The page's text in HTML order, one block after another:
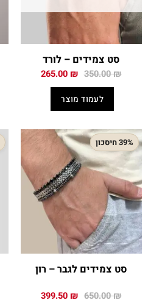
סט צמידים – לורד
350.00₪ המחיר
350.00 ₪.
265.00 ₪ המחיר
לעמוד מוצר
39% חיסכון
סט צמידים לגבר – רון
650.00₪ המחיר
399.50 ₪ המחיר